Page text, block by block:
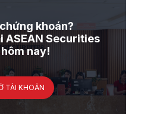
khoán?
ASEAN Securities
nay!
TÀI KHOẢN